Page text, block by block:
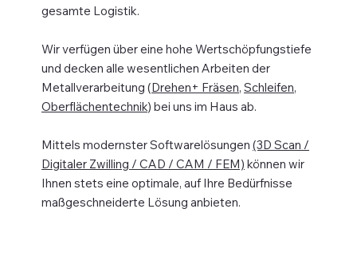
gesamte Logistik.
Wir verfügen über eine hohe Wertschöpfungstiefe
und decken alle wesentlichen Arbeiten der
Metallverarbeitung (Drehen+ Fräsen,Schleifen,
Oberflächentechnik) bei uns im Haus ab.
Mittels modernster Softwarelösungen(3D Scan /
Digitaler Zwilling / CAD / CAM / FEM) können wir
Ihnen stets eine optimale, auf Ihre Bedürfnisse
maßgeschneiderte Lösung anbieten.